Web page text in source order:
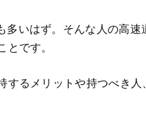
多いはず。そんな人の高速
とです。
るメリットや持つべき人